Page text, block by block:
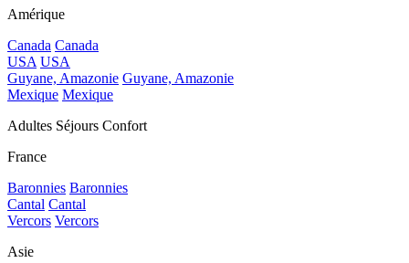
Amérique
Canada Canada
USA USA
Guyane, Amazonie Guyane, Amazonie
Mexique Mexique
Adultes Séjours Confort
France
Baronnies Baronnies
Cantal Cantal
Vercors Vercors
Asie